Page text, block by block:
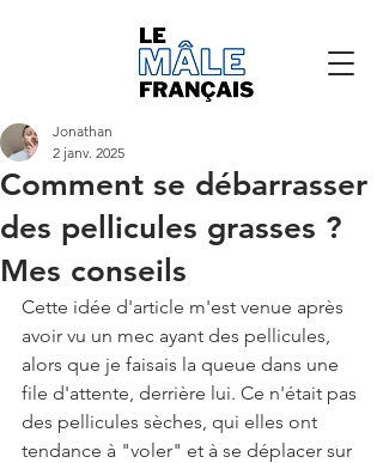
Comment se débarrasser
des pellicules grasses ?
Mes conseils
Jonathan
2 janv. 2025
Cette idée d'article m'est venue après
avoir vu un mec ayant des pellicules,
alors que je faisais la queue dans une
file d'attente, derrière lui. Ce n'était pas
des pellicules sèches, qui elles ont
tendance à "voler" et à se déplacer sur